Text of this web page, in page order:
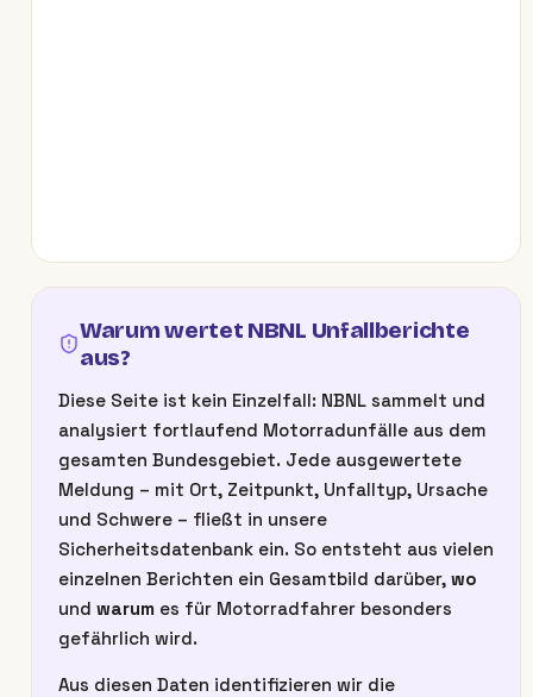
Warum wertet NBNL Unfallberichte
aus?
Diese Seite ist kein Einzelfall: NBNL sammelt und
analysiert fortlaufend Motorradunfälle aus dem
gesamten Bundesgebiet. Jede ausgewertete
Meldung – mit Ort, Zeitpunkt, Unfalltyp, Ursache
und Schwere – fließt in unsere
Sicherheitsdatenbank ein. So entsteht aus vielen
einzelnen Berichten ein Gesamtbild darüber, wo
und warum es für Motorradfahrer besonders
gefährlich wird.
Aus diesen Daten identifizieren wir die